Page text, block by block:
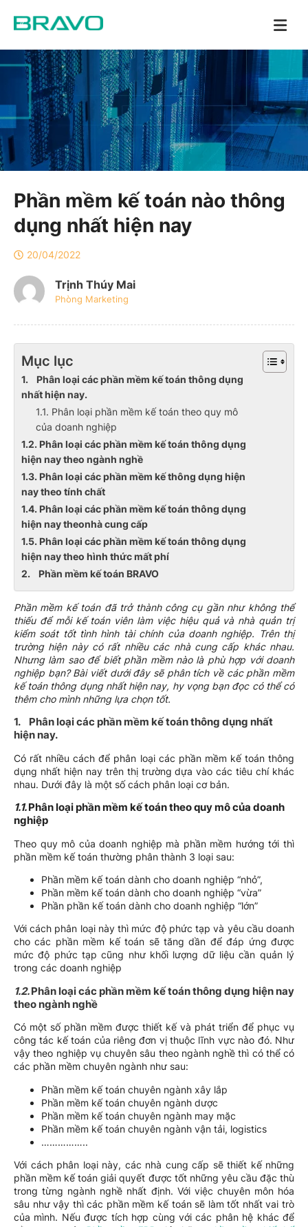
Phần mềm kế toán nào thông
dụng nhất hiện nay
20/04/2022
Trịnh Thúy Mai
Phòng Marketing
Mục lục
1. Phân loại các phần mềm kế toán thông dụng
nhất hiện nay.
1.1. Phân loại phần mềm kế toán theo quy mô
của doanh nghiệp
1.2. Phân loại các phần mềm kế toán thông dụng
hiện nay theo ngành nghề
1.3. Phân loại các phần mềm kế thông dụng hiện
nay theo tính chất
1.4. Phân loại các phần mềm kế toán thông dụng
hiện nay theonhà cung cấp
1.5. Phân loại các phần mềm kế toán thông dụng
hiện nay theo hình thức mất phí
2. Phần mềm kế toán BRAVO
Phần mềm kế toán đã trở thành công cụ gần như không thể
thiếu để mỗi kế toán viên làm việc hiệu quả và nhà quản trị
kiểm soát tốt tình hình tài chính của doanh nghiệp. Trên thị
trường hiện này có rất nhiều các nhà cung cấp khác nhau.
Nhưng làm sao để biết phần mềm nào là phù hợp với doanh
nghiệp bạn? Bài viết dưới đây sẽ phân tích về các phần mềm
kế toán thông dụng nhất hiện nay, hy vọng bạn đọc có thể có
thêm cho mình những lựa chọn tốt.
1. Phân loại các phần mềm kế toán thông dụng nhất
hiện nay.
Có rất nhiều cách để phân loại các phần mềm kế toán thông
dụng nhất hiện nay trên thị trường dựa vào các tiêu chí khác
nhau. Dưới đây là một số cách phân loại cơ bản.
1.1.Phân loại phần mềm kế toán theo quy mô của doanh
nghiệp
Theo quy mô của doanh nghiệp mà phần mềm hướng tới thì
phần mềm kế toán thường phân thành 3 loại sau:
Phần mềm kế toán dành cho doanh nghiệp “nhỏ”,
Phần mềm kế toán dành cho doanh nghiệp “vừa”
Phần phần kế toán dành cho doanh nghiệp “lớn”
Với cách phân loại này thì mức độ phức tạp và yêu cầu doanh
cho các phần mềm kế toán sẽ tăng dần để đáp ứng được
mức độ phức tạp cũng như khối lượng dữ liệu cần quản lý
trong các doanh nghiệp
1.2.Phân loại các phần mềm kế toán thông dụng hiện nay
theo ngành nghề
Có một số phần mềm được thiết kế và phát triển để phục vụ
công tác kế toán của riêng đơn vị thuộc lĩnh vực nào đó. Như
vậy theo nghiệp vụ chuyên sâu theo ngành nghề thì có thể có
các phần mềm chuyên ngành như sau:
Phần mềm kế toán chuyên ngành xây lắp
Phần mềm kế toán chuyên ngành dược
Phần mềm kế toán chuyên ngành may mặc
Phần mềm kế toán chuyên ngành vận tải, logistics
……………..
Với cách phân loại này, các nhà cung cấp sẽ thiết kế những
phần mềm kế toán giải quyết được tốt những yêu cầu đặc thù
trong từng ngành nghề nhất định. Với việc chuyên môn hóa
sâu như vậy thì các phần mềm kế toán sẽ làm tốt nhất vai trò
của mình. Nếu được tích hợp cùng với các phân hệ khác để